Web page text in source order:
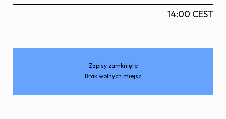
14:00 CEST
Zapisy zamknięte
Brak wolnych miejsc